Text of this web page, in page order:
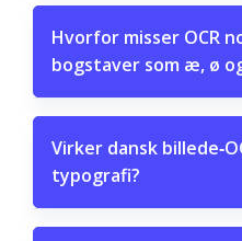
Hvorfor misser OCR
bogstaver som æ, ø
Virker dansk
typografi?